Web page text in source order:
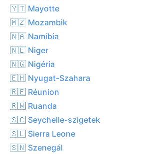
🇾🇹 Mayotte
🇲🇿 Mozambik
🇳🇦 Namíbia
🇳🇪 Niger
🇳🇬 Nigéria
🇪🇭 Nyugat-Szahara
🇷🇪 Réunion
🇷🇼 Ruanda
🇸🇨 Seychelle-szigetek
🇸🇱 Sierra Leone
🇸🇳 Szenegál